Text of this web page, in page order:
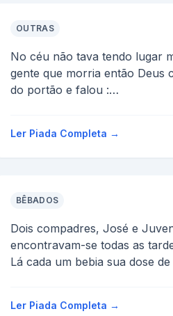
OUTRAS
No céu não tava tendo lugar
gente que morria então Deus
do portão e falou :
Ler Piada Completa →
BÊBADOS
Dois compadres, José e
encontravam-se todas as
Lá cada um bebia sua dose
Ler Piada Completa →